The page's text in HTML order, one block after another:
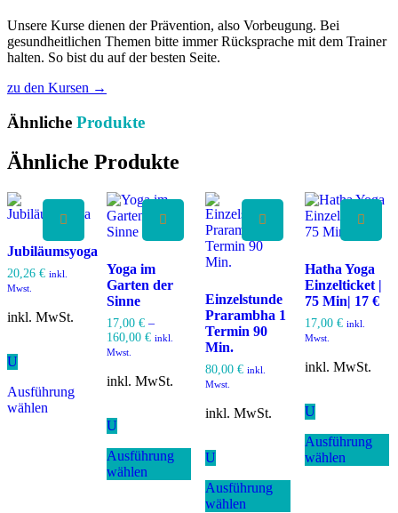
Unsere Kurse dienen der Prävention, also Vorbeugung. Bei
gesundheitlichen Themen bitte immer Rücksprache mit dem Trainer
halten. So bist du auf der besten Seite.
zu den Kursen →
Ähnliche Produkte
Ähnliche Produkte
Jubiläumsyoga
20,26 € inkl.
Mwst.
inkl. MwSt.
U
Ausführung
wählen
Dieses
mehrere
auf.
Die
Yoga im
Garten der
Sinne
17,00 €–
160,00 € inkl.
Mwst.
inkl. MwSt.
U
Ausführung
wählen
Produkt
mehrere
Varianten
Einzelstunde
Prarambha 1
Termin 90
Min.
80,00€ inkl.
Mwst.
inkl. MwSt.
U
Ausführung
wählen
Hatha Yoga
Einzelticket |
75 Min| 17 €
17,00 € inkl.
Mwst.
inkl. MwSt.
U
Ausführung
wählen